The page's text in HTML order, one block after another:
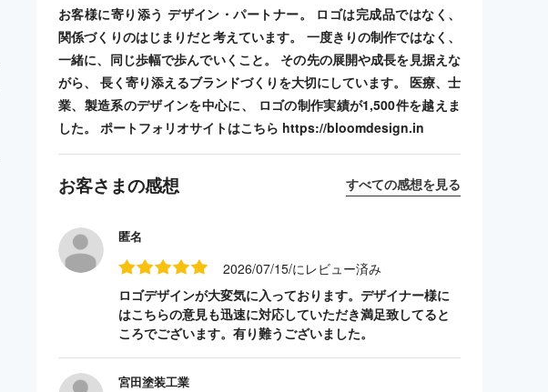
お客様に寄り添う デザイン・パートナー。 ロゴは完成品ではなく、
関係づくりのはじまりだと考えています。 一度きりの制作ではなく、
一緒に、同じ歩幅で歩んでいくこと。 その先の展開や成長を見据えな
がら、 長く寄り添えるブランドづくりを大切にしています。 医療、士
業、製造系のデザインを中心に、 ロゴの制作実績が1,500件を越えま
した。 ポートフォリオサイトはこちら https://bloomdesign.in
お客さまの感想 すべての感想を見る
匿名
2026/07/15/にレビュー済み
ロゴデザインが大変気に入っております。デザイナー様に
はこちらの意見も迅速に対応していただき満足致してると
ころでございます。有り難うございました。
宮田塗装工業